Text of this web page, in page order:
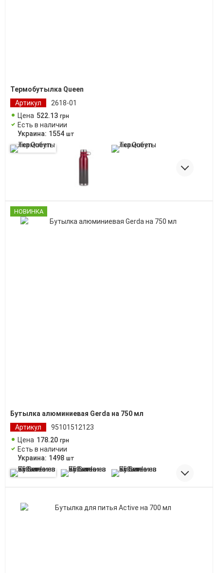
Термобутылка Queen
Артикул
2618-01
Цена 522.13 грн
Есть в наличии
Украина: 1554 шт
НОВИНКА
Бутылка алюминиевая Gerda на 750 мл
Артикул
95101512123
Цена 178.20 грн
Есть в наличии
Украина: 1498 шт